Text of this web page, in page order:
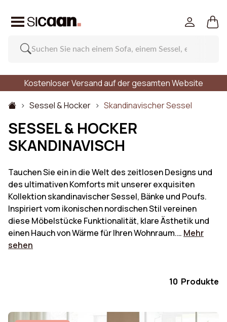
Kostenloser Versand auf der gesamten Website
Sessel & Hocker
Skandinavischer Sessel
SESSEL & HOCKER
SKANDINAVISCH
Tauchen Sie ein in die Welt des zeitlosen Designs und
des ultimativen Komforts mit unserer exquisiten
Kollektion skandinavischer Sessel, Bänke und Poufs.
Inspiriert vom ikonischen nordischen Stil vereinen
diese Möbelstücke Funktionalität, klare Ästhetik und
einen Hauch von Wärme für Ihren Wohnraum.… Mehr
sehen
10 Produkte